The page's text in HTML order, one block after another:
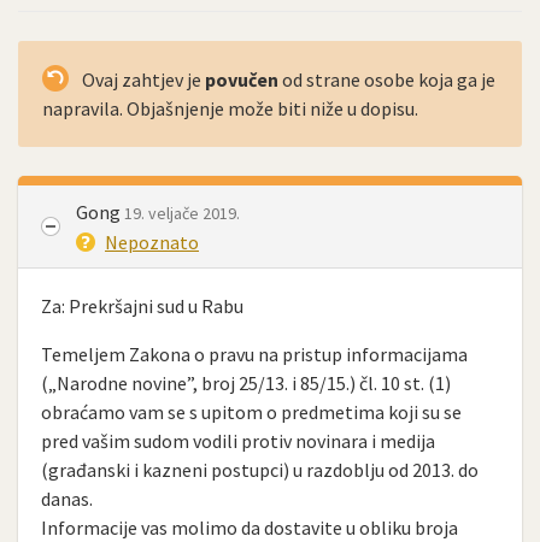
Ovaj zahtjev je povučen od strane osobe koja ga je
napravila. Objašnjenje može biti niže u dopisu.
Gong 19. veljače 2019.
Nepoznato
Za: Prekršajni sud u Rabu
Temeljem Zakona o pravu na pristup informacijama
(„Narodne novine”, broj 25/13. i 85/15.) čl. 10 st. (1)
obraćamo vam se s upitom o predmetima koji su se
pred vašim sudom vodili protiv novinara i medija
(građanski i kazneni postupci) u razdoblju od 2013. do
danas.
Informacije vas molimo da dostavite u obliku broja